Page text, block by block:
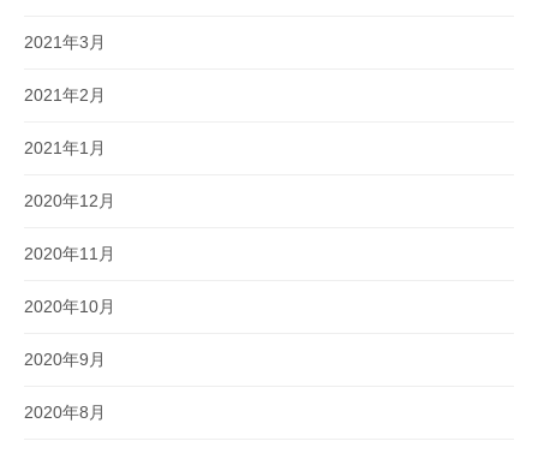
2021年3月
2021年2月
2021年1月
2020年12月
2020年11月
2020年10月
2020年9月
2020年8月